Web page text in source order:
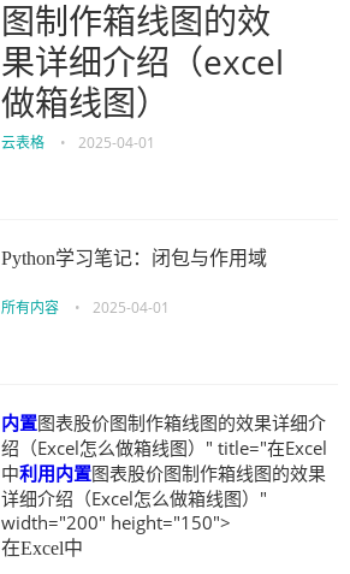
图制作箱线图的效
果详细介绍（excel
做箱线图）
云表格 • 2025-04-01
Python学习笔记：闭包与作用域
所有内容 • 2025-04-01
内置图表股价图制作箱线图的效果详细介
绍（Excel怎么做箱线图）" title="在Excel
中利用内置图表股价图制作箱线图的效果
详细介绍（Excel怎么做箱线图）"
width="200" height="150">
在Excel中